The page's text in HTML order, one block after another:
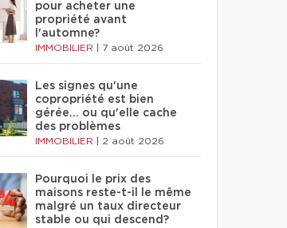
pour acheter une
propriété avant
l'automne?
IMMOBILIER 7 août 2026
Les signes qu'une
copropriété est bien
gérée… ou qu'elle cache
des problèmes
IMMOBILIER 2 août 2026
Pourquoi le prix des
maisons reste-t-il le même
malgré un taux directeur
stable ou qui descend?